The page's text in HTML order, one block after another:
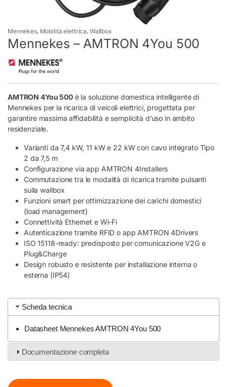
Mennekes, Mobilità elettrica, Wallbox
Mennekes – AMTRON 4You 500
AMTRON 4You 500è la soluzione domestica intelligente di
Mennekes per la ricarica di veicoli elettrici, progettata per
garantire massima affidabilità e semplicità d’uso in ambito
residenziale.
Varianti da 7,4 kW, 11 kW e 22 kW con cavo integrato Tipo
2 da 7,5 m
Configurazione via app AMTRON 4Installers
Commutazione tra le modalità di ricarica tramite pulsanti
sulla wallbox
Funzioni smart per ottimizzazione dei carichi domestici
(load management)
Connettività Ethernet e Wi-Fi
Autenticazione tramite RFID o app AMTRON 4Drivers
ISO 15118-ready: predisposto per comunicazione V2G e
Plug&Charge
Design robusto e resistente per installazione interna o
esterna (IP54)
Scheda tecnica
Datasheet Mennekes AMTRON 4You 500
Documentazione completa